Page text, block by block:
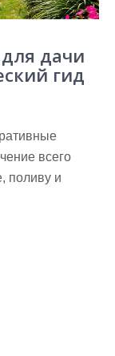
дачи
гид
всего
поливу и